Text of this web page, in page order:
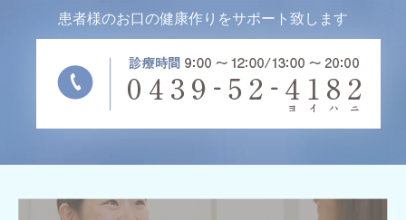
患者様のお口の健康作りをサポート致します